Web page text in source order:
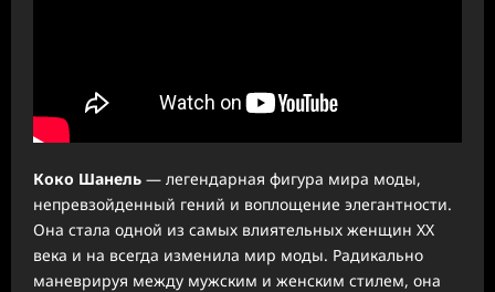
Коко Шанель — легендарная фигура мира моды,
непревзойденный гений и воплощение элегантности.
Она стала одной из самых влиятельных женщин XX
века и на всегда изменила мир моды. Радикально
маневрируя между мужским и женским стилем, она